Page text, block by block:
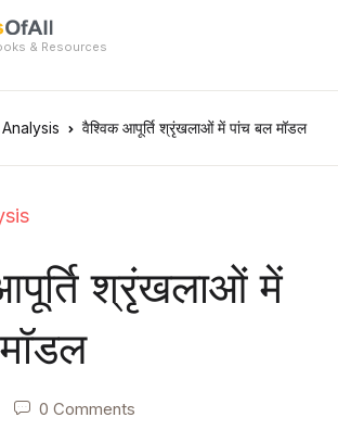
& Resources
वैश्विक आपूर्ति श्रृंखलाओं में पांच बल मॉडल
श्रृंखलाओं में
0 Comments